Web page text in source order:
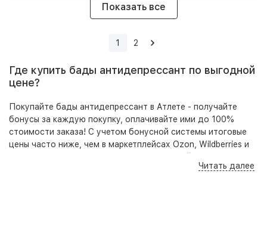
Показать все
1 2
Где купить бады антидепрессант по выгодной
цене?
Покупайте бады антидепрессант в Атлете - получайте
бонусы за каждую покупку, оплачивайте ими до 100%
стоимости заказа! С учетом бонусной системы итоговые
цены часто ниже, чем в маркетплейсах Ozon, Wildberries и
ассортименте представлены оригинальные, качественные
Читать далее